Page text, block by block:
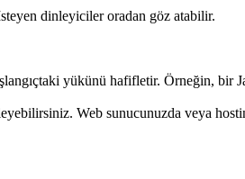
dinleyiciler oradan göz atabilir.
yükünü hafifletir. Örneğin, bir
Web sunucunuzda veya